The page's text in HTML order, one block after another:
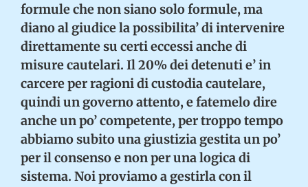
formule che non siano solo formule, ma
diano al giudice la possibilita’ di intervenire
direttamente su certi eccessi anche di
misure cautelari. Il 20% dei detenuti e’ in
carcere per ragioni di custodia cautelare,
quindi un governo attento, e fatemelo dire
anche un po’ competente, per troppo tempo
abbiamo subito una giustizia gestita un po’
per il consenso e non per una logica di
sistema. Noi proviamo a gestirla con il